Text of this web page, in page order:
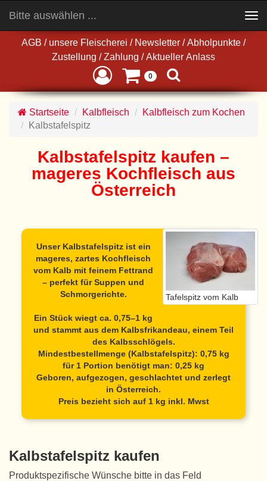
AGB / unsere Fleischerei / Newsletter / Abholpunkte /
Zustellung / Zahlung / Aktueller Anlass
0
Bitte auswählen ...
navigation
Startseite Kalbfleisch
Kalbfleisch zum Kochen
Kalbstafelspitz
Kalbstafelspitz kaufen –
mageres Kochfleisch aus
Österreich
Tafelspitz vom Kalb
Unser Kalbstafelspitzist ein
mageres, zartes Kochfleisch
vom Kalb mit feinem Fettrand
– perfekt für Suppen und
Schmorgerichte.
Ein Stück wiegt ca. 0,75–1 kg
und stammt aus dem Kalbsfrikandeau, einem Teil
des Kalbsschlögels.
Mindestbestellmenge (Kalbstafelspitz): 0,75 kg
für 1 Portion benötigt man: 0,25 kg
Geboren, aufgezogen, geschlachtet und zerlegt
in Österreich.
Preis bezieht sich auf 1 kg inkl. Mwst
Kalbstafelspitz kaufen
Produktspezifische Wünsche bitte in das Feld